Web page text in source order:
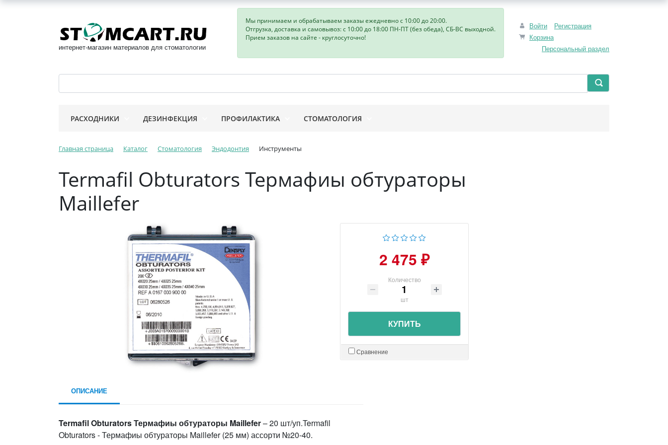
интернет-магазин материалов для стоматологии
Войти
Регистрация
Корзина
Персональный раздел
Мы принимаем и обрабатываем заказы ежедневно с 10:00 до 20:00.
Отгрузка, доставка и самовывоз: с 10:00 до 18:00 ПН-ПТ (без обеда), СБ-ВС выходной.
Прием заказов на сайте - круглосуточно!
РАСХОДНИКИ ДЕЗИНФЕКЦИЯ ПРОФИЛАКТИКА СТОМАТОЛОГИЯ
Главная страница Каталог Стоматология Эндодонтия Инструменты
Termafil Obturators Термафиы обтураторы
Maillefer
2 475 ₽
Количество
шт
КУПИТЬ
Сравнение
ОПИСАНИЕ
Termafil Obturators Термафиы обтураторы Maillefer– 20 шт/уп.Termafil
Obturators - Термафиы обтураторы Maillefer (25 мм) ассорти №20-40.